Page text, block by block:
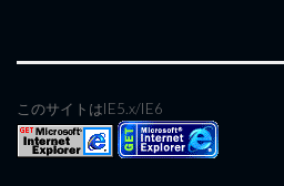
このサイトはIE5.x/IE6